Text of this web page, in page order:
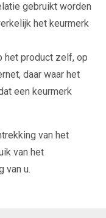
gebruikt worden
het keurmerk
het product zelf, op
daar waar het
een keurmerk
van het
van het
van u.